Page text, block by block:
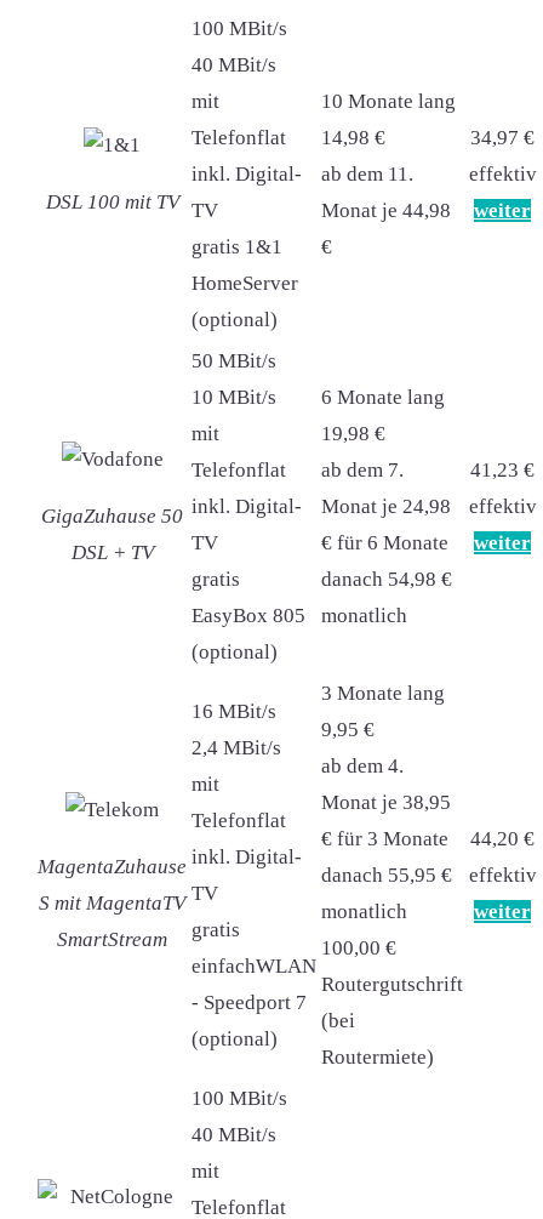
DSL 100 mit TV
100 MBit/s
40 MBit/s
mit
Telefonflat
inkl. Digital-
TV
gratis 1&1
HomeServer
(optional)
10 Monate lang
14,98 €
ab dem 11.
Monat je 44,98
€
34,97 €
effektiv
weiter
GigaZuhause 50
DSL + TV
50 MBit/s
10 MBit/s
mit
Telefonflat
inkl. Digital-
TV
gratis
EasyBox 805
(optional)
6 Monate lang
19,98 €
ab dem 7.
Monat je 24,98
€ für 6 Monate
danach 54,98 €
monatlich
41,23 €
effektiv
weiter
MagentaZuhause
S mit MagentaTV
SmartStream
16 MBit/s
2,4 MBit/s
mit
Telefonflat
inkl. Digital-
TV
gratis
einfachWLAN
- Speedport 7
(optional)
3 Monate lang
9,95 €
ab dem 4.
Monat je 38,95
€ für 3 Monate
danach 55,95 €
monatlich
100,00 €
Routergutschrift
(bei
Routermiete)
44,20 €
effektiv
weiter
100 MBit/s
40 MBit/s
mit
Telefonflat